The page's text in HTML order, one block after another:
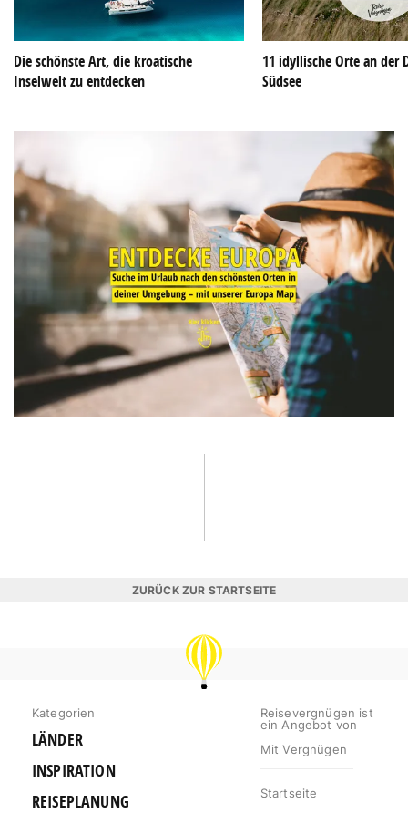
Die schönste Art, die kroatische
Inselwelt zu entdecken
11 idyllische Orte an der
Südsee
ZURÜCK ZUR STARTSEITE
REISEVERGNÜGEN
Kategorien
LÄNDER
INSPIRATION
REISEPLANUNG
Reisevergnügen ist
ein Angebot von
Mit Vergnügen
Startseite